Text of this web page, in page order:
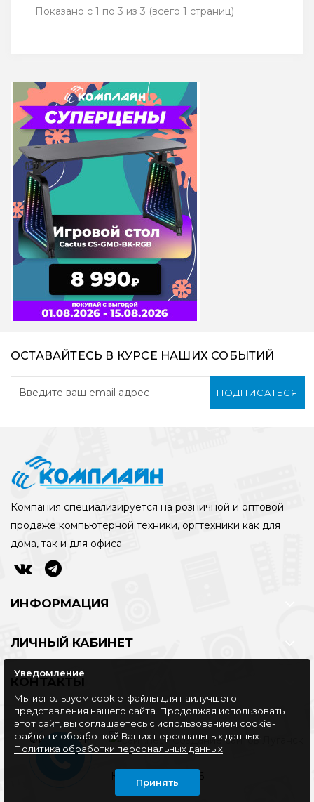
Показано с 1 по 3 из 3 (всего 1 страниц)
ОСТАВАЙТЕСЬ В КУРСЕ НАШИХ СОБЫТИЙ
ПОДПИСАТЬСЯ
Компания специализируется на розничной и оптовой
продаже компьютерной техники, оргтехники как для
дома, так и для офиса
ИНФОРМАЦИЯ
ЛИЧНЫЙ КАБИНЕТ
КОНТАКТЫ
©Интернет-
магазин
КОМПЛАЙН, 2016
Уведомление
Мы используем cookie-файлы для наилучшего
представления нашего сайта. Продолжая использовать
этот сайт, вы соглашаетесь с использованием cookie-
файлов и обработкой Ваших персональных данных.
Политика обработки персональных данных
Принять